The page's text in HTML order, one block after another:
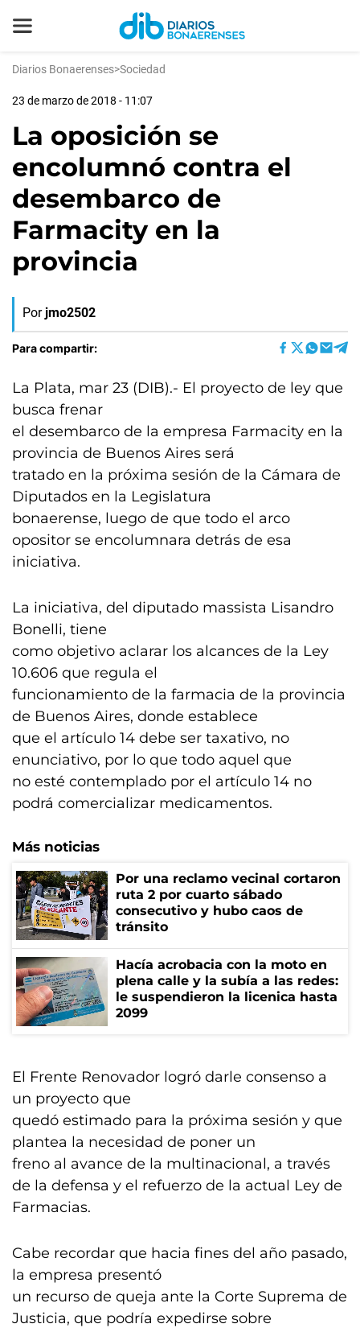
Diarios Bonaerenses>Sociedad
23 de marzo de 2018 - 11:07
La oposición se
encolumnó contra el
desembarco de
Farmacity en la
provincia
Por jmo2502
Para compartir:
La Plata, mar 23 (DIB).- El proyecto de ley que
busca frenar
el desembarco de la empresa Farmacity en la
provincia de Buenos Aires será
tratado en la próxima sesión de la Cámara de
Diputados en la Legislatura
bonaerense, luego de que todo el arco
opositor se encolumnara detrás de esa
iniciativa.
La iniciativa, del diputado massista Lisandro
Bonelli, tiene
como objetivo aclarar los alcances de la Ley
10.606 que regula el
funcionamiento de la farmacia de la provincia
de Buenos Aires, donde establece
que el artículo 14 debe ser taxativo, no
enunciativo, por lo que todo aquel que
no esté contemplado por el artículo 14 no
podrá comercializar medicamentos.
Más noticias
Por una reclamo vecinal cortaron
ruta 2 por cuarto sábado
consecutivo y hubo caos de
tránsito
Hacía acrobacia con la moto en
plena calle y la subía a las redes:
le suspendieron la licenica hasta
2099
El Frente Renovador logró darle consenso a
un proyecto que
quedó estimado para la próxima sesión y que
plantea la necesidad de poner un
freno al avance de la multinacional, a través
de la defensa y el refuerzo de la actual Ley de
Farmacias.
Cabe recordar que hacia fines del año pasado,
la empresa presentó
un recurso de queja ante la Corte Suprema de
Justicia, que podría expedirse sobre